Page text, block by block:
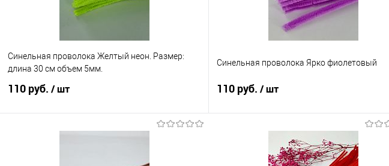
Синельная проволока Желтый неон. Размер:
длина 30 см объем 5мм.
110 руб. / шт
Синельная проволока Ярко фиолетовый
110 руб. / шт
В корзину